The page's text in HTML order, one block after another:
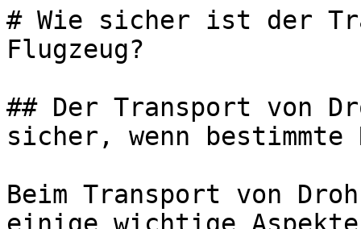
# Wie sicher ist der
Flugzeug?
## Der Transport von
sicher, wenn
Beim Transport von